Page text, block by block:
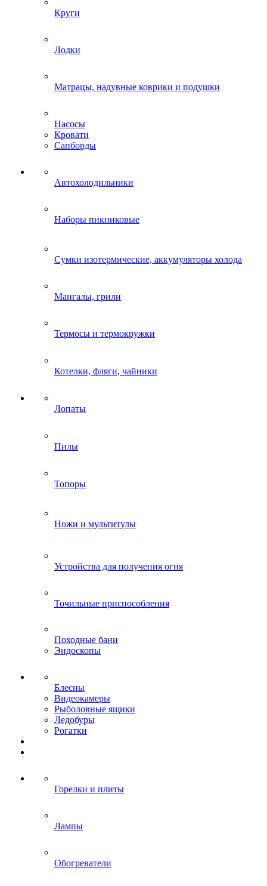
Круги
Лодки
Матрацы, надувные коврики и подушки
Насосы
Кровати
Сапборды
Автохолодильники
Наборы пикниковые
Сумки изотермические, аккумуляторы холода
Мангалы, грили
Термосы и термокружки
Котелки, фляги, чайники
Лопаты
Пилы
Топоры
Ножи и мультитулы
Устройства для получения огня
Точильные приспособления
Походные бани
Эндоскопы
Блесны
Видеокамеры
Рыболовные ящики
Ледобуры
Рогатки
Горелки и плиты
Лампы
Обогреватели